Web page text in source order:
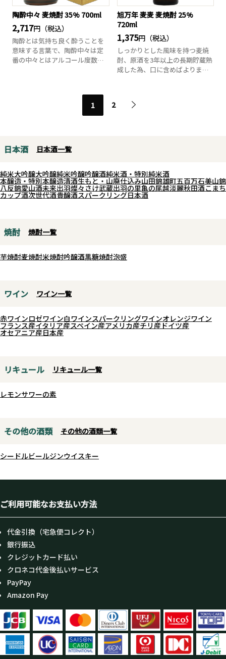
陶酔中々 麦焼酎 35% 700ml
2,717円（税込）
陶酔とは気持ち良く酔うことを
意味する言葉で、陶酔中々は定
番の中々とはアルコール度数だ
旭万年 麦麦 麦焼酎 25%
720ml
1,375円（税込）
しっかりとした風味を持つ麦焼
酎、原酒を3年以上の長期貯蔵熟
成した為、口に含めばよりまろ
1 2
日本酒 日本酒一覧
純米大吟醸大吟醸純米吟醸吟醸酒純米酒・特別純米酒
本醸造・特別本醸造清酒生もと・山廃仕込み山田錦雄町五百万石美山錦
八反錦愛山酒未来出羽燦々さけ武蔵出羽の里亀の尾越淡麗秋田酒こまち
カップ酒次世代酒貴醸酒スパークリング日本酒
焼酎 焼酎一覧
芋焼酎麦焼酎米焼酎吟醸酒黒糖焼酎泡盛
ワイン ワイン一覧
赤ワインロゼワイン白ワインスパークリングワインオレンジワイン
フランス産イタリア産スペイン産アメリカ産チリ産ドイツ産
オセアニア産日本産
リキュール リキュール一覧
レモンサワーの素
その他の酒類 その他の酒類一覧
シードルビールジンウイスキー
ご利用可能なお支払い方法
代金引換（宅急便コレクト）
銀行振込
クレジットカード払い
クロネコ代金後払いサービス
PayPay
Amazon Pay